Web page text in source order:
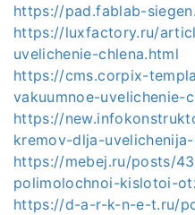
https://pad.fablab-
https://luxfactory.ru/
uvelichenie-chlena.html
https://cms.corpix-
vakuumnoe-uvelichenie-
https://
kremov-dlja-
https://mebej.ru/posts/
polimolochnoi-kislotoi-
https://d-a-r-k-n-e-t.ru/